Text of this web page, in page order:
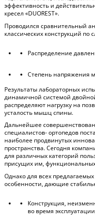
эффективность и
кресел «DUOREST».
Проводился сравнительный
классических конструкций
Распределение
Степень напряжения
Результаты лабораторных
динамичной системой
распределяют нагрузку на
усталость мышц спины.
Дальнейшее
специалистов- ортопедов
наиболее продвинутых
пространства. Сегодня
для различных категорий
присущих им,
Однако для всех
особенности, дающие
Конструкция,
во время